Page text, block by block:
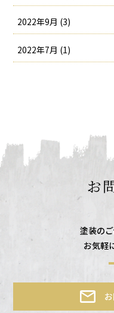
2022年9月 (3)
2022年7月 (1)
お
塗装のご
お気軽